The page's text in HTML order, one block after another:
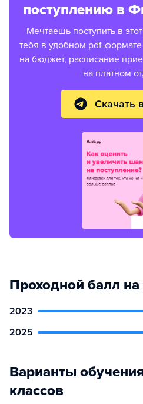
поступлению в
Мечтаешь поступить в
тебя в удобном pdf-
на бюджет, расписание
на платном
Скачать
Проходной балл
2023
2025
Варианты
классов